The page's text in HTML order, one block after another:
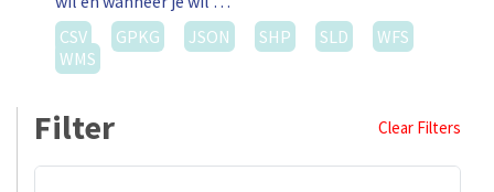
CSV
GPKG JSON SHP SLD
WFS
WMS
Filter Clear Filters